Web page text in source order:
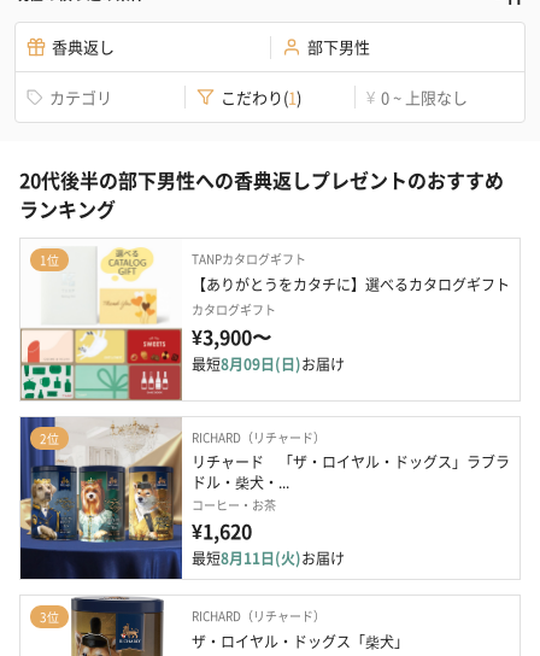
香典返し 部下男性
カテゴリ こだわり(1) ¥ 0 ~ 上限なし
20代後半の部下男性への香典返しプレゼントのおすすめ
ランキング
1位 TANPカタログギフト
【ありがとうをカタチに】選べるカタログギフト
カタログギフト
¥3,900〜
最短8月09日(日)お届け
2位 RICHARD（リチャード）
リチャード　「ザ・ロイヤル・ドッグス」ラブラ
ドル・柴犬・...
コーヒー・お茶
¥1,620
最短8月11日(火)お届け
3位 RICHARD（リチャード）
ザ・ロイヤル・ドッグス「柴犬」